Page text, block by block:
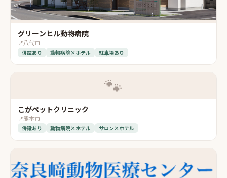
グリーンヒル動物病院
📍八代市
併設あり 動物病院×ホテル 駐車場あり
🐾
こがペットクリニック
📍熊本市
併設あり 動物病院×ホテル サロン×ホテル